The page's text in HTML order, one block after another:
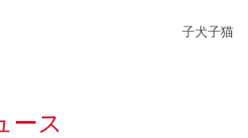
子犬子猫
ース